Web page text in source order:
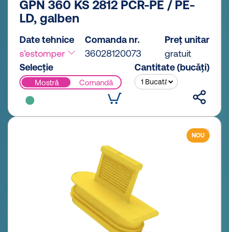
GPN 360 KS 2812 PCR-PE / PE-
LD, galben
Date tehnice
s'estomper
Comanda nr.
36028120073
Preț unitar
gratuit
Selecție
Mostră Comandă
Cantitate (bucăți)
NOU